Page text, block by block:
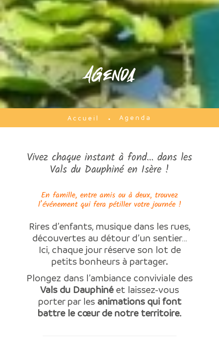
Agenda
Accueil Agenda
Vivez chaque instant à fond… dans les
Vals du Dauphiné en Isère !
En famille, entre amis ou à deux, trouvez
l’événement qui fera pétiller votre journée !
Rires d’enfants, musique dans les rues,
découvertes au détour d’un sentier…
Ici, chaque jour réserve son lot de
petits bonheurs à partager.
Plongez dans l’ambiance conviviale des
Vals du Dauphinéet laissez-vous
porter par les animations qui font
battre le cœur de notre territoire.